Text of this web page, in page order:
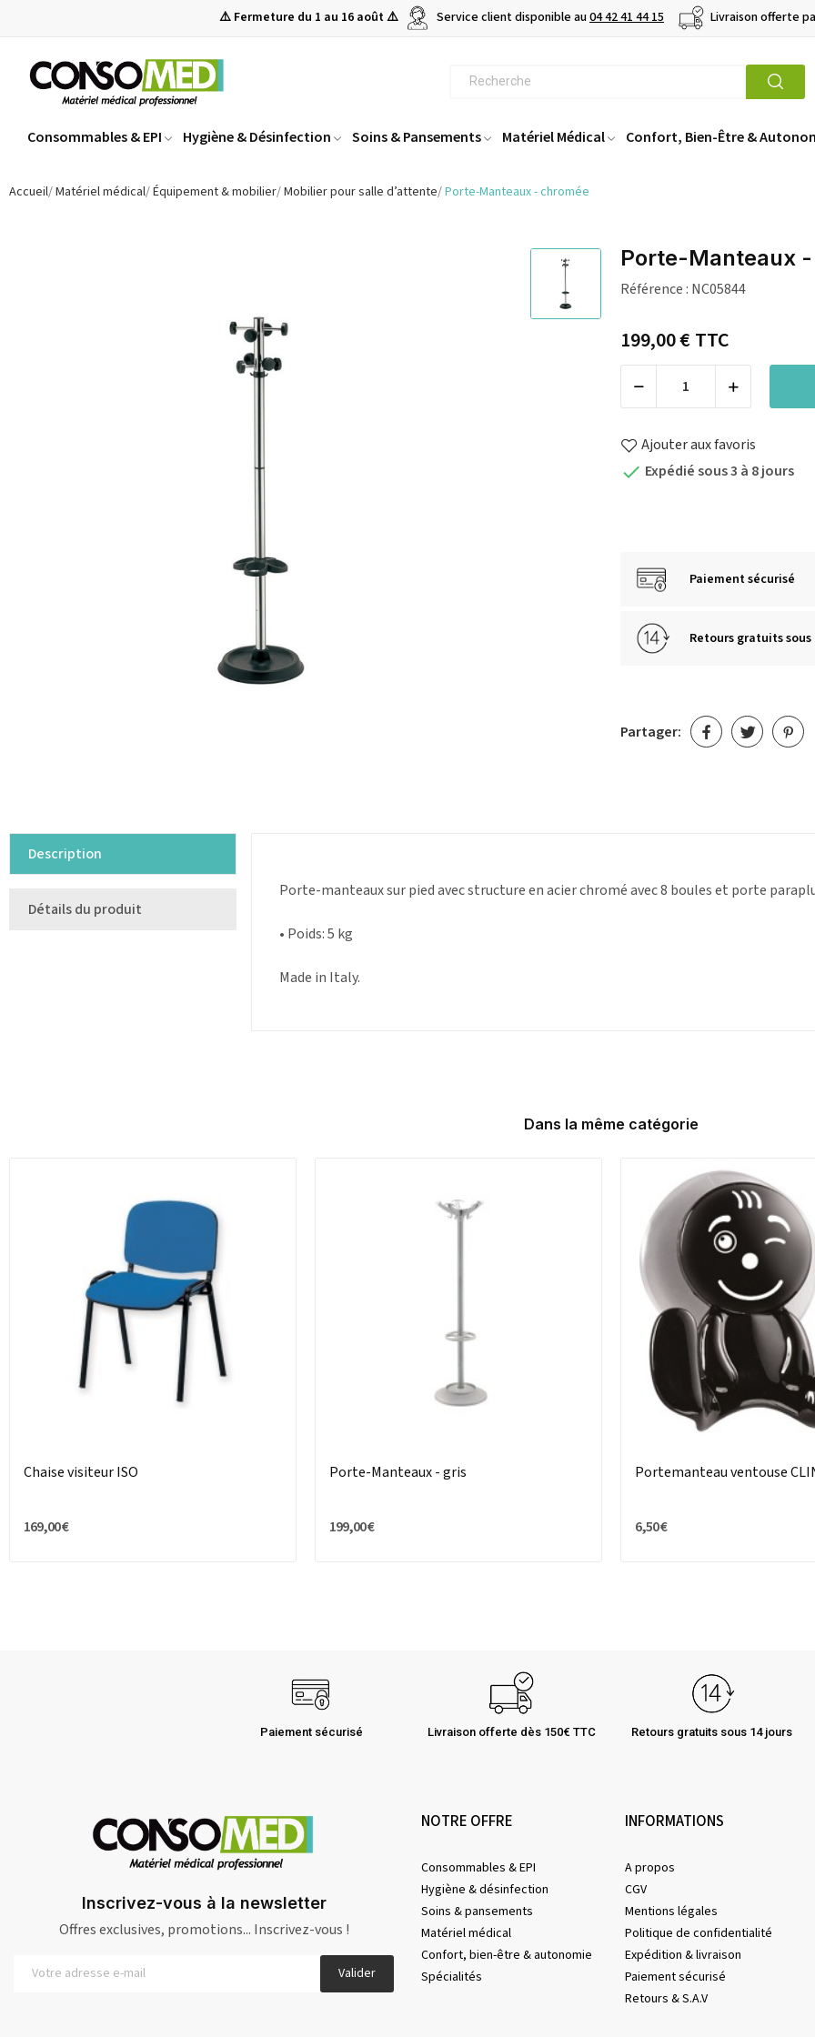
⚠️ Fermeture du 1 au 16 août ⚠️ Service client disponible au04 42 41 44 15 Livraison offerte
Consommables & EPI Hygiène & Désinfection Soins & Pansements Matériel Médical Confort, Bien-Être &
Accueil Matériel médical Équipement & mobilier Mobilier pour salle d’attente Porte-Manteaux - chromée
Porte-Manteaux
Référence : NC05844
199,00 €TTC
Ajouter aux favoris
 Expédié sous 3 à 8 jours
Paiement sécurisé
Retours gratuits sous
Partager:
Description
Détails du produit
Porte-manteaux sur pied avec structure en acier chromé avec 8 boules et porte
• Poids: 5 kg
Made in Italy.
Dans la même catégorie
Chaise visiteur ISO
169,00 €
Porte-Manteaux - gris
199,00 €
Portemanteau ventouse
6,50 €
Paiement sécurisé Livraison offerte dès 150€ TTC Retours gratuits sous 14 jours
Inscrivez-vous à la newsletter
Offres exclusives, promotions... Inscrivez-vous !
Valider
NOTRE OFFRE
Consommables & EPI
Hygiène & désinfection
Soins & pansements
Matériel médical
Confort, bien-être & autonomie
Spécialités
INFORMATIONS
A propos
CGV
Mentions légales
Politique de confidentialité
Expédition & livraison
Paiement sécurisé
Retours & S.A.V